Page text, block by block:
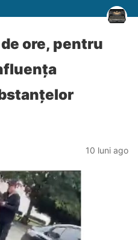
ore, pentru
10 luni ago